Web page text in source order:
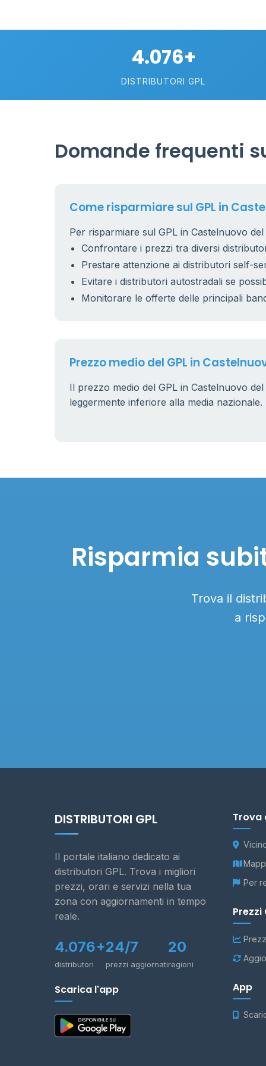
4.076+
DISTRIBUTORI GPL
Domande frequenti
Come risparmiare sul GPL in
Per risparmiare sul GPL in Castelnuovo
Confrontare i prezzi tra diversi
Prestare attenzione ai distributori self-
Evitare i distributori autostradali se
Monitorare le offerte delle principali
Prezzo medio del GPL in
Il prezzo medio del GPL in Castelnuovo del
leggermente inferiore alla media nazionale.
Risparmia
Trova il
a
DISTRIBUTORI GPL
Il portale italiano dedicato ai
distributori GPL. Trova i migliori
prezzi, orari e servizi nella tua
zona con aggiornamenti in tempo
reale.
4.076+
distributori
24/7
prezzi aggiornati
20
regioni
Scarica l'app
Trova
Per
Prezzi
App